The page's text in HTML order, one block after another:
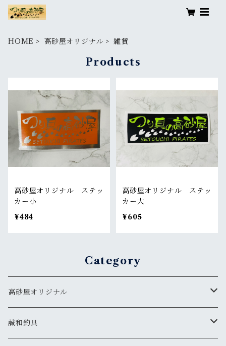
HOME 高砂屋オリジナル 雑貨
Products
高砂屋オリジナル ステッ
カー小
¥484
高砂屋オリジナル ステッ
カー大
¥605
Category
高砂屋オリジナル
鯛
誠和釣具